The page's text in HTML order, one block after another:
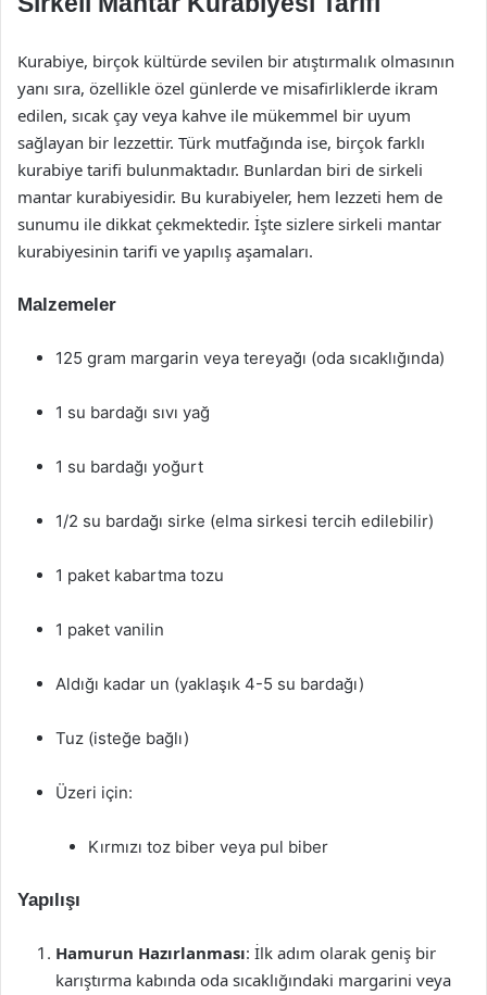
Kurabiye, birçok kültürde sevilen bir atıştırmalık olmasının
yanı sıra, özellikle özel günlerde ve misafirliklerde ikram
edilen, sıcak çay veya kahve ile mükemmel bir uyum
sağlayan bir lezzettir. Türk mutfağında ise, birçok farklı
kurabiye tarifi bulunmaktadır. Bunlardan biri de sirkeli
mantar kurabiyesidir. Bu kurabiyeler, hem lezzeti hem de
sunumu ile dikkat çekmektedir. İşte sizlere sirkeli mantar
kurabiyesinin tarifi ve yapılış aşamaları.
Malzemeler
125 gram margarin veya tereyağı (oda sıcaklığında)
1 su bardağı sıvı yağ
1 su bardağı yoğurt
1/2 su bardağı sirke (elma sirkesi tercih edilebilir)
1 paket kabartma tozu
1 paket vanilin
Aldığı kadar un (yaklaşık 4-5 su bardağı)
Tuz (isteğe bağlı)
Üzeri için:
Kırmızı toz biber veya pul biber
Yapılışı
Hamurun Hazırlanması: İlk adım olarak geniş bir
karıştırma kabında oda sıcaklığındaki margarini veya